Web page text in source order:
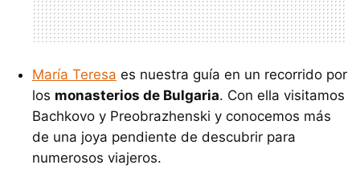
María Teresa es nuestra guía en un recorrido por
los monasterios de Bulgaria. Con ella visitamos
Bachkovo y Preobrazhenski y conocemos más
de una joya pendiente de descubrir para
numerosos viajeros.